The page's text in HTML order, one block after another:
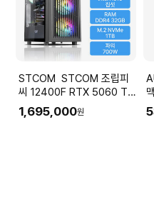
STCOM STCOM 조립피
씨 12400F RTX 5060 Ti
32GB 1TB 게이밍 사무용
조립PC 컴퓨터 STAI-V97
1,695,000원